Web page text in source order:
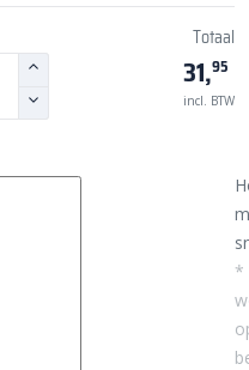
Totaal
31,95
incl. BTW
*